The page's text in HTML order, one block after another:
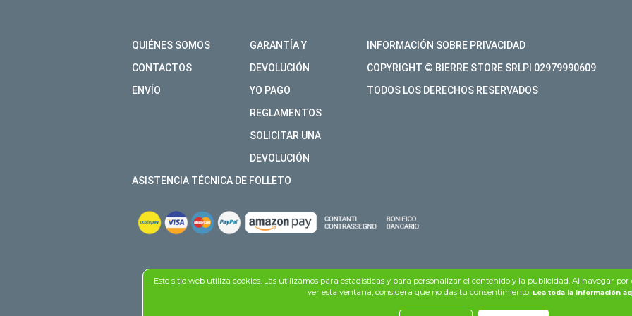
QUIÉNES SOMOS
CONTACTOS
ENVÍO
GARANTÍA Y
DEVOLUCIÓN
YO PAGO
REGLAMENTOS
SOLICITAR UNA
DEVOLUCIÓN
INFORMACIÓN SOBRE PRIVACIDAD
COPYRIGHT © BIERRE STORE SRLPI 02979990609
TODOS LOS DERECHOS RESERVADOS
ASISTENCIA TÉCNICA DE FOLLETO
Este sitio web utiliza cookies. Las utilizamos para estadísticas y para personalizar el contenido y la publicidad. Al navegar
ver esta ventana, considera que no das tu consentimiento. Lea toda la información